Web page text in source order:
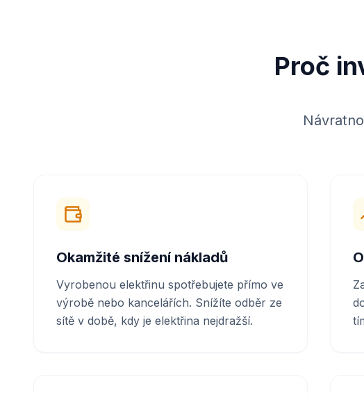
Proč
Okamžité snížení nákladů
Vyrobenou elektřinu spotřebujete přímo ve
výrobě nebo kancelářích. Snížíte odběr ze
sítě v době, kdy je elektřina nejdražší.